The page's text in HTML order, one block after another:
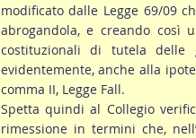
modificato dalle Legge 69/09
abrogandola, e creando così
costituzionali di tutela delle
evidentemente, anche alla
comma II, Legge Fall.
Spetta quindi al Collegio
rimessione in termini che,